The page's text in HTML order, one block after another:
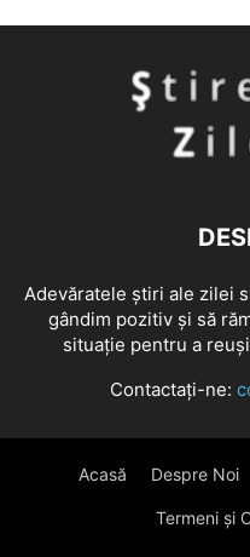
Adevăratele știri ale zilei
gândim pozitiv și să
situație pentru a
Contactați-ne:
Acasă Despre Noi
Termeni și